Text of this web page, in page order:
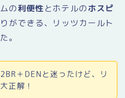
の利便性とホテルのホスピ
ができる、リッツカールト
。
＋DENと迷ったけど、リ
正解！